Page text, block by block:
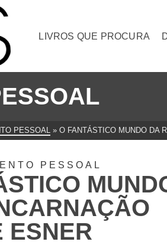
LIVROS QUE PROCURA
PESSOAL » O FANTÁSTICO MUNDO DA
PESSOAL
ESNER